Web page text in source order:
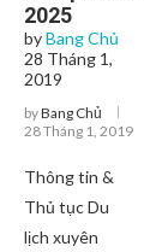
2025
byBang Chủ
28 Tháng 1,
2019
byBang Chủ
28 Tháng 1, 2019
Thông tin &
Thủ tục Du
lịch xuyên